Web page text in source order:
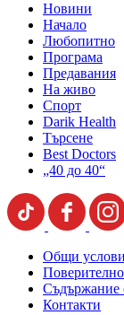
Новини
Начало
Любопитно
Програма
Предавания
На живо
Спорт
Darik Health
Търсене
Best Doctors
„40 до 40“
Общи
Съдържание
Контакти